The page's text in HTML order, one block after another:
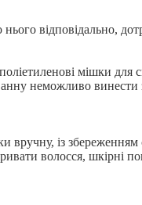
нього відповідально,
мішки для
неможливо
із
волосся, шкірні